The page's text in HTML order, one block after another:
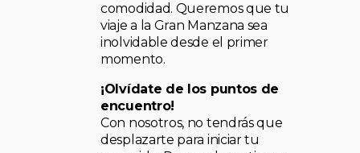
comodidad. Queremos que tu
viaje a la Gran Manzana sea
inolvidable desde el primer
momento.
¡Olvídate de los puntos de
encuentro!
Con nosotros, no tendrás que
desplazarte para iniciar tu